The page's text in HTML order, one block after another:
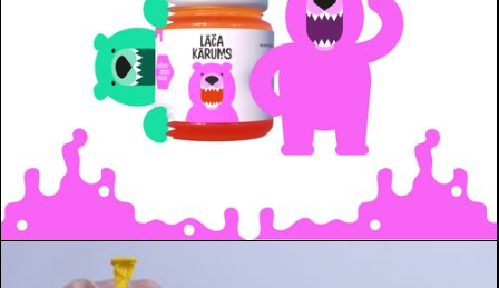
Lāča "Kārums" iepakojuma dizains. Dažāda veida garšu